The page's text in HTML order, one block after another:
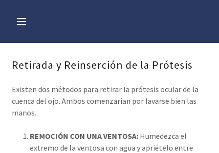
Retirada y Reinserción de la Prótesis
Existen dos métodos para retirar la prótesis ocular de la
cuenca del ojo. Ambos comenzarían por lavarse bien las
manos.
REMOCIÓN CON UNA VENTOSA: Humedezca el
extremo de la ventosa con agua y apriételo entre